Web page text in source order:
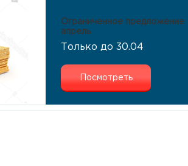
Ограниченное предложение
апрель
Только до 30.04
Посмотреть